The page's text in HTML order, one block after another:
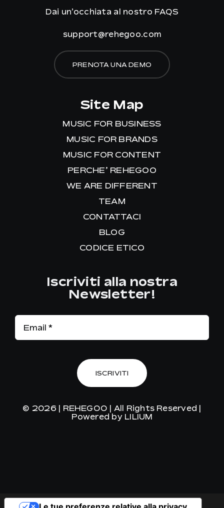
Dai un’occhiata al nostro FAQS
support@rehegoo.com
PRENOTA UNA DEMO
Site Map
MUSIC FOR BUSINESS
MUSIC FOR BRANDS
MUSIC FOR CONTENT
PERCHE’ REHEGOO
WE ARE DIFFERENT
TEAM
CONTATTACI
BLOG
CODICE ETICO
Iscriviti alla nostra
Newsletter!
ISCRIVITI
© 2026 | REHEGOO | All Rights Reserved |
Powered by LILIUM